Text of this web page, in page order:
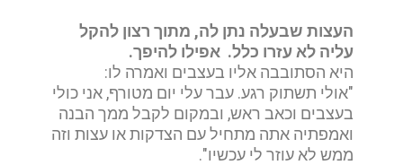
העצות שבעלה נתן לה, מתוך רצון להקל
עליה לא עזרו כלל. אפילו להיפך.
היא הסתובבה אליו בעצבים ואמרה לו:
"אולי תשתוק רגע. עבר עלי יום מטורף, אני כולי
בעצבים וכאב ראש, ובמקום לקבל ממך הבנה
ואמפתיה אתה מתחיל עם הצדקות או עצות וזה
ממש לא עוזר לי עכשיו".